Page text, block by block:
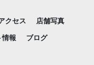
クセス 店舗写真
情報 ブログ